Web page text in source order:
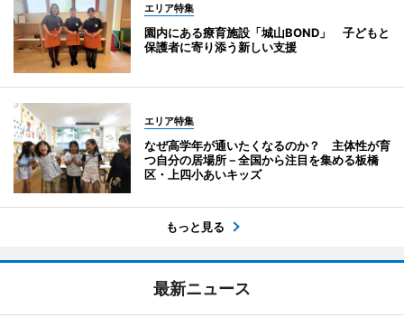
エリア特集
園内にある療育施設「城山BOND」 子どもと
保護者に寄り添う新しい支援
エリア特集
なぜ高学年が通いたくなるのか？ 主体性が育
つ自分の居場所－全国から注目を集める板橋
区・上四小あいキッズ
もっと見る
最新ニュース